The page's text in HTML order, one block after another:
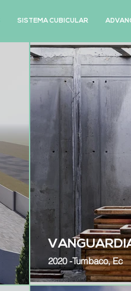
SISTEMA CUBICULAR
2020 -Tumbaco, Ec